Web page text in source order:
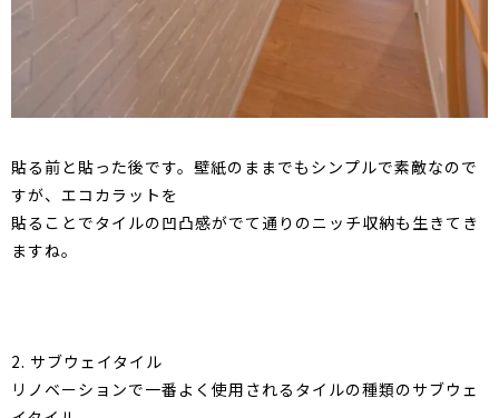
貼る前と貼った後です。壁紙のままでもシンプルで素敵なので
すが、エコカラットを
貼ることでタイルの凹凸感がでて通りのニッチ収納も生きてき
ますね。
2. サブウェイタイル
リノベーションで一番よく使用されるタイルの種類のサブウェ